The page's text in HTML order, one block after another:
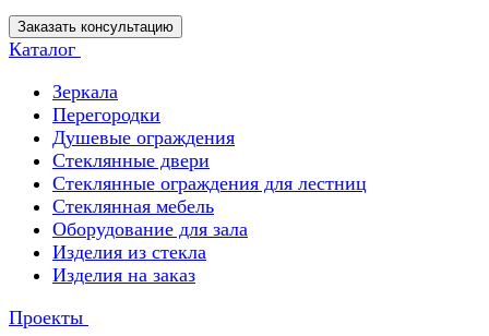
Заказать консультацию
Каталог
Зеркала
Перегородки
Душевые ограждения
Стеклянные двери
Стеклянные ограждения для лестниц
Стеклянная мебель
Оборудование для зала
Изделия из стекла
Изделия на заказ
Проекты